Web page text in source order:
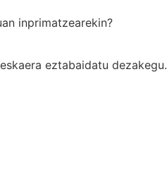
inprimatzearekin?
eztabaidatu dezakegu.